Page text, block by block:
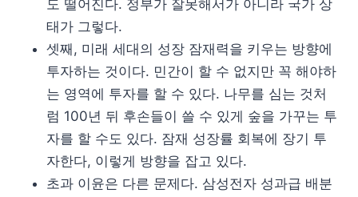
도 떨어진다. 정부가 잘못해서가 아니라 국가 상
태가 그렇다.
셋째, 미래 세대의 성장 잠재력을 키우는 방향에
투자하는 것이다. 민간이 할 수 없지만 꼭 해야하
는 영역에 투자를 할 수 있다. 나무를 심는 것처
럼 100년 뒤 후손들이 쓸 수 있게 숲을 가꾸는 투
자를 할 수도 있다. 잠재 성장률 회복에 장기 투
자한다, 이렇게 방향을 잡고 있다.
초과 이윤은 다른 문제다. 삼성전자 성과급 배분